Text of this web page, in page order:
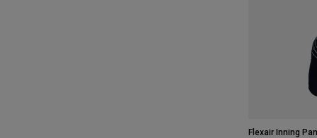
Flexair Inning